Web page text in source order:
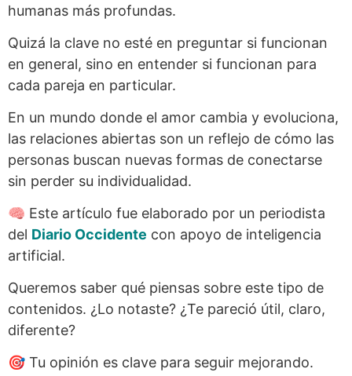
humanas más profundas.
Quizá la clave no esté en preguntar si funcionan
en general, sino en entender si funcionan para
cada pareja en particular.
En un mundo donde el amor cambia y evoluciona,
las relaciones abiertas son un reflejo de cómo las
personas buscan nuevas formas de conectarse
sin perder su individualidad.
🧠 Este artículo fue elaborado por un periodista
del Diario Occidente con apoyo de inteligencia
artificial.
Queremos saber qué piensas sobre este tipo de
contenidos. ¿Lo notaste? ¿Te pareció útil, claro,
diferente?
🎯 Tu opinión es clave para seguir mejorando.